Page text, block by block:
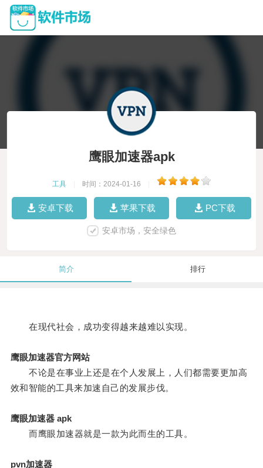
鹰眼加速器apk
工具 时间：2024-01-16
安卓下载 苹果下载 PC下载
安卓市场，安全绿色
简介 排行
在现代社会，成功变得越来越难以实现。
鹰眼加速器官方网站
不论是在事业上还是在个人发展上，人们都需要更加高
效和智能的工具来加速自己的发展步伐。
鹰眼加速器 apk
而鹰眼加速器就是一款为此而生的工具。
pvn加速器